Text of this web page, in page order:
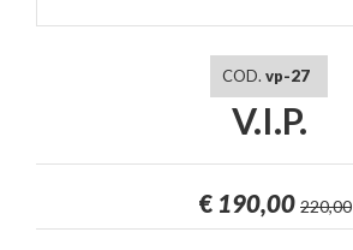
COD. vp-27
V.I.P.
€ 190,00 220,00